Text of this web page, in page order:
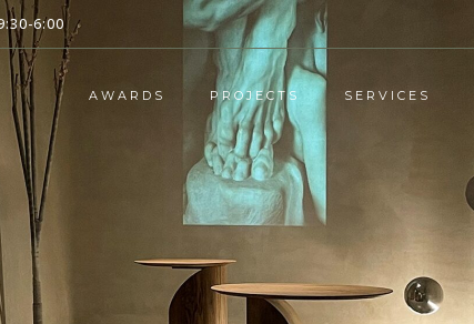
6:00
AWARDS PROJECTS SERVICES